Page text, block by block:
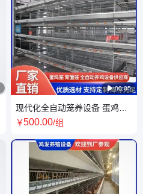
 00:05
现代化全自动笼养设备 蛋鸡育
雏设备 层叠式H型鸡笼 鸿发农
￥500.00/组